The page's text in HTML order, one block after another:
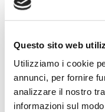
Questo sito web
Utilizziamo i cookie
annunci, per fornire
analizzare il nostro
informazioni sul
Best
Italy: